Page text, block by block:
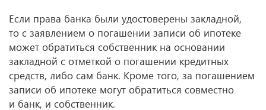
Если права банка были удостоверены закладной,
то с заявлением о погашении записи об ипотеке
может обратиться собственник на основании
закладной с отметкой о погашении кредитных
средств, либо сам банк. Кроме того, за погашением
записи об ипотеке могут обратиться совместно
и банк, и собственник.